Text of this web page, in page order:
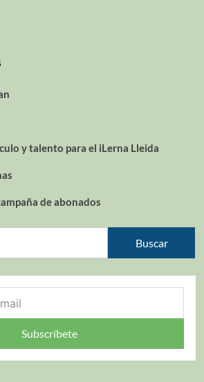
y talento para el iLerna Lleida
de abonados
Subscríbete